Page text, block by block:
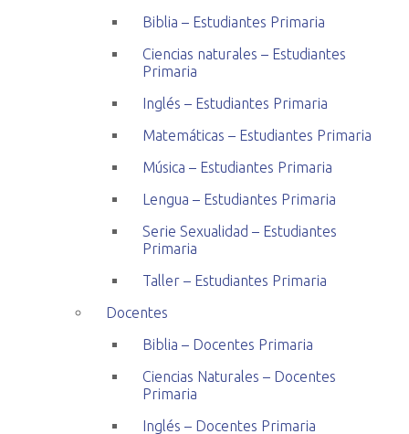
Biblia – Estudiantes Primaria
Ciencias naturales – Estudiantes
Primaria
Inglés – Estudiantes Primaria
Matemáticas – Estudiantes Primaria
Música – Estudiantes Primaria
Lengua – Estudiantes Primaria
Serie Sexualidad – Estudiantes
Primaria
Taller – Estudiantes Primaria
Docentes
Biblia – Docentes Primaria
Ciencias Naturales – Docentes
Primaria
Inglés – Docentes Primaria